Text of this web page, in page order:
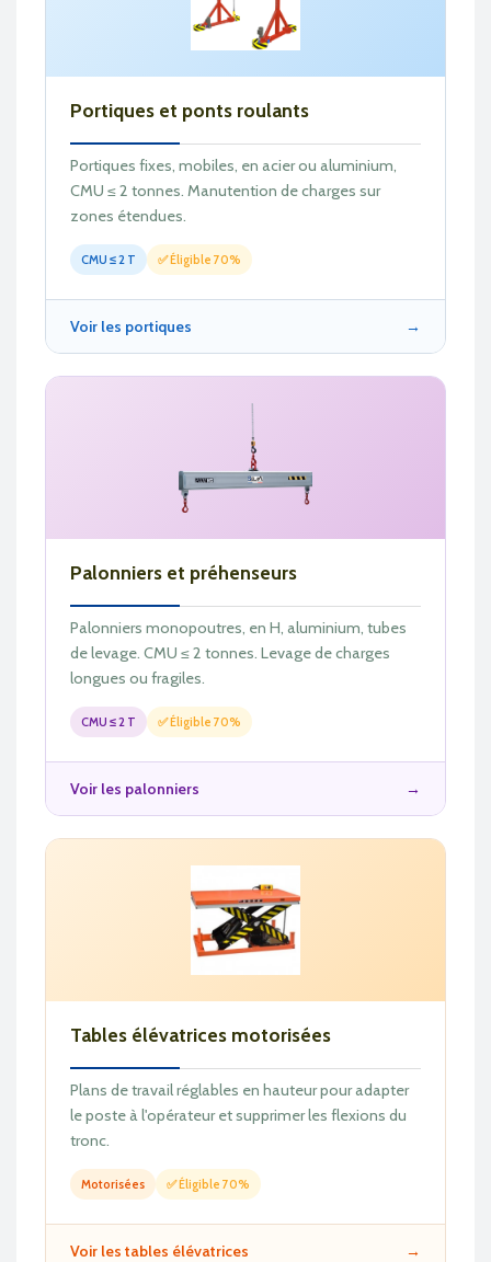
Portiques et ponts roulants
Portiques fixes, mobiles, en acier ou aluminium,
CMU ≤ 2 tonnes. Manutention de charges sur
zones étendues.
CMU ≤ 2 T ✅ Éligible 70%
Voir les portiques →
Palonniers et préhenseurs
Palonniers monopoutres, en H, aluminium, tubes
de levage. CMU ≤ 2 tonnes. Levage de charges
longues ou fragiles.
CMU ≤ 2 T ✅ Éligible 70%
Voir les palonniers →
Tables élévatrices motorisées
Plans de travail réglables en hauteur pour adapter
le poste à l'opérateur et supprimer les flexions du
tronc.
Motorisées ✅ Éligible 70%
Voir les tables élévatrices →